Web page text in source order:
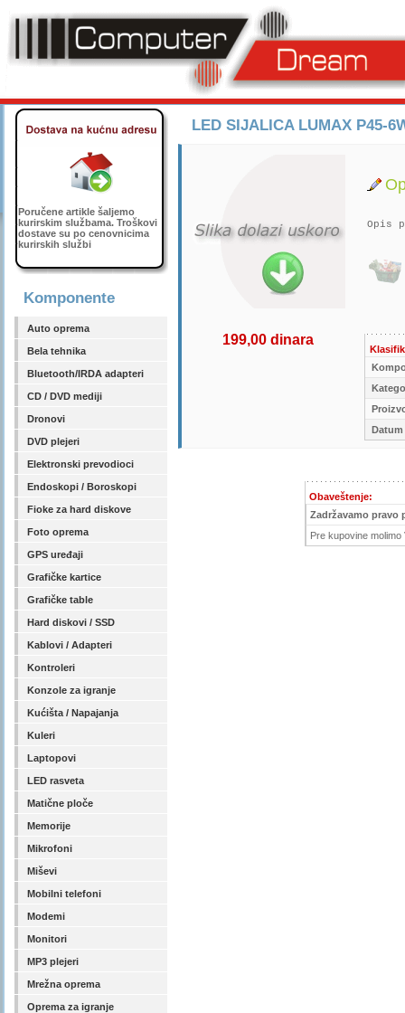
Poručene artikle šaljemo
kurirskim službama. Troškovi
dostave su po cenovnicima
kurirskih službi
Komponente
Auto oprema
Bela tehnika
Bluetooth/IRDA adapteri
CD / DVD mediji
Dronovi
DVD plejeri
Elektronski prevodioci
Endoskopi / Boroskopi
Fioke za hard diskove
Foto oprema
GPS uređaji
Grafičke kartice
Grafičke table
Hard diskovi / SSD
Kablovi / Adapteri
Kontroleri
Konzole za igranje
Kućišta / Napajanja
Kuleri
Laptopovi
LED rasveta
Matične ploče
Memorije
Mikrofoni
Miševi
Mobilni telefoni
Modemi
Monitori
MP3 plejeri
Mrežna oprema
Oprema za igranje
LED SIJALICA LUMAX P45-
Opis
199,00 dinara
Obaveštenje:
Zadržavamo pravo
Pre kupovine